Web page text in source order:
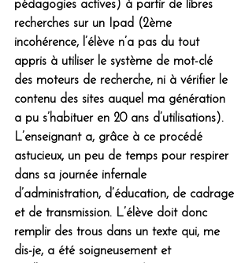
pédagogies actives) à partir de libres
recherches sur un Ipad (2ème
incohérence, l’élève n’a pas du tout
appris à utiliser le système de mot-clé
des moteurs de recherche, ni à vérifier le
contenu des sites auquel ma génération
a pu s’habituer en 20 ans d’utilisations).
L’enseignant a, grâce à ce procédé
astucieux, un peu de temps pour respirer
dans sa journée infernale
d’administration, d’éducation, de cadrage
et de transmission. L’élève doit donc
remplir des trous dans un texte qui, me
dis-je, a été soigneusement et